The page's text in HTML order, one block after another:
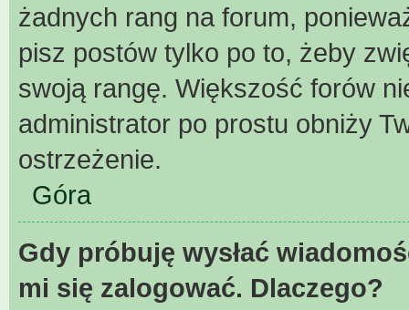
żadnych rang na forum,
pisz postów tylko po to, żeby
swoją rangę. Większość forów
administrator po prostu obniży
ostrzeżenie.
Góra
Gdy próbuję wysłać
mi się zalogować. Dlaczego?